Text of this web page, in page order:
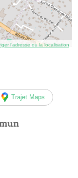
l’adresse ou la localisation
Trajet Maps